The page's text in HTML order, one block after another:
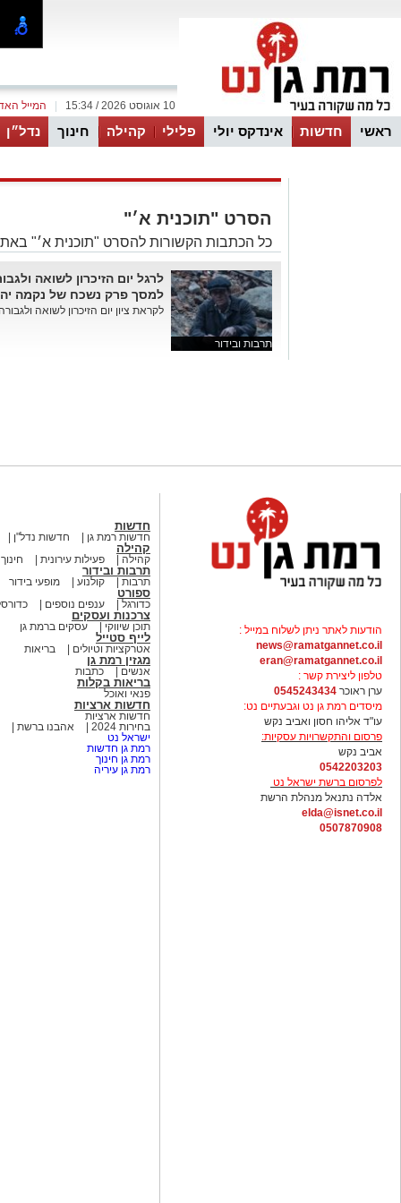
המייל 10 אוגוסט 2026 / 15:34
ראשי חדשות אינדקס יולי פלילי קהילה חינוך
נדל״ן
הסרט "תוכנית א׳"
כל הכתבות הקשורות להסרט "תוכנית א׳"
תרבות ובידור
לרגל יום הזיכרון לשואה
למסך פרק נשכח של נקמה
לקראת ציון יום הזיכרון לשואה
הודעות לאתר ניתן לשלוח במייל :
news@ramatgannet.co.il
eran@ramatgannet.co.il
טלפון ליצירת קשר :
ערן ראוכר 0545243434
מיסדים רמת גן נט וגבעתיים נט:
עו"ד אליהו חסון ואביב נקש
פרסום והתקשרויות עסקיות:
אביב נקש
0542203203
לפרסום ברשת ישראל נט
אלדה נתנאל מנהלת הרשת
elda@isnet.co.il
0507870908
חדשות
חדשות רמת גן חדשות נדל"ן
קהילה
קהילה פעילות עירונית חינוך
תרבות ובידור
תרבות קולנוע מופעי בידור
ספורט
כדורגל ענפים נוספים
צרכנות ועסקים
תוכן שיווקי עסקים ברמת גן
לייף סטייל
אטרקציות וטיולים בריאות
מגזין רמת גן
אנשים כתבות
בריאות בקלות
פנאי ואוכל
חדשות ארציות
חדשות ארציות
בחירות 2024
אהבנו ברשת
ישראל נט
רמת גן חדשות
רמת גן חינוך
רמת גן עיריה